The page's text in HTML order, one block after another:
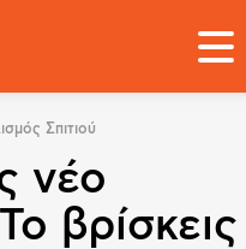
Σπιτιού
νέο
βρίσκεις